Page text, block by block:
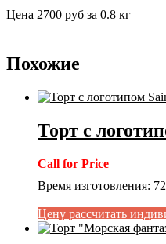
Цена 2700 руб за 0.8 кг
Похожие
Торт с
Call for Price
Время изготовления:
Цену рассчитать